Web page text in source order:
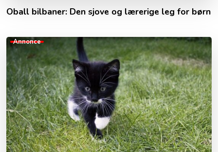
Oball bilbaner: Den sjove og lærerige leg for børn
Annonce